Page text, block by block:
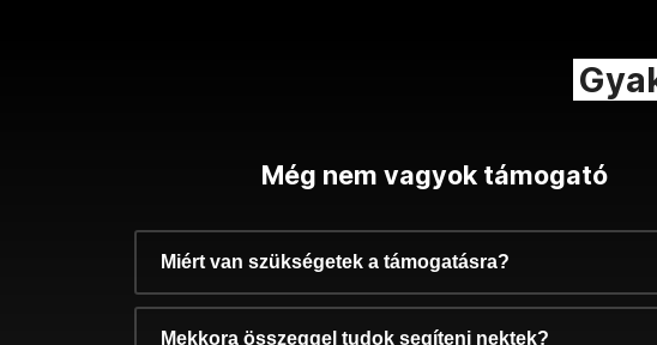
Még nem vagyok támogató
Miért van szükségetek a támogatásra?
Mekkora összeggel tudok segíteni nektek?